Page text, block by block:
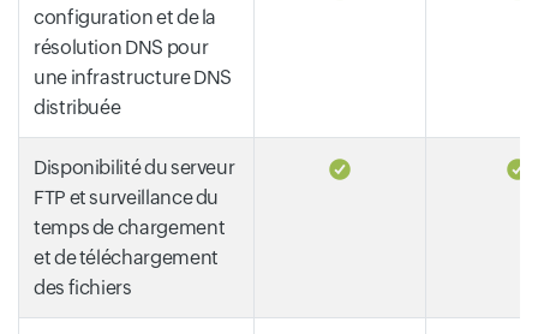
configuration et de la
résolution DNS pour
une infrastructure DNS
distribuée
Disponibilité du serveur
FTP et surveillance du
temps de chargement
et de téléchargement
des fichiers